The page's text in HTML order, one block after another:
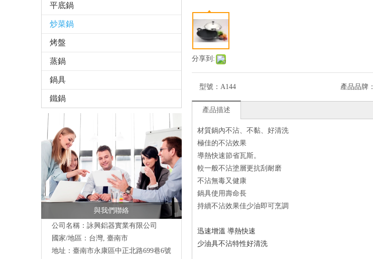
平底鍋
炒菜鍋
烤盤
蒸鍋
鍋具
鐵鍋
與我們聯絡
公司名稱：詠興鋁器實業有限公司
國家/地區：台灣, 臺南市
地址： 臺南市永康區中正北路699巷6號
分享到:
型號： A144 產品品牌：
產品描述
材質鍋內不沾、不黏、好清洗
極佳的不沾效果
導熱快速節省瓦斯。
較一般不沾塗層更抗刮耐磨
不沾無毒又健康
鍋具使用壽命長
持續不沾效果佳少油即可烹調
迅速增溫 導熱快速
少油具不沾特性好清洗